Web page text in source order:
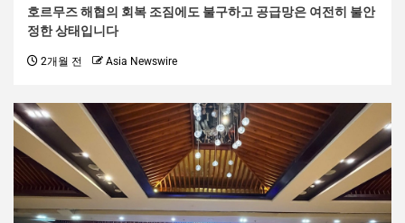
호르무즈 해협의 회복 조짐에도 불구하고 공급망은 여전히 ​​불안
정한 상태입니다
2개월 전 Asia Newswire